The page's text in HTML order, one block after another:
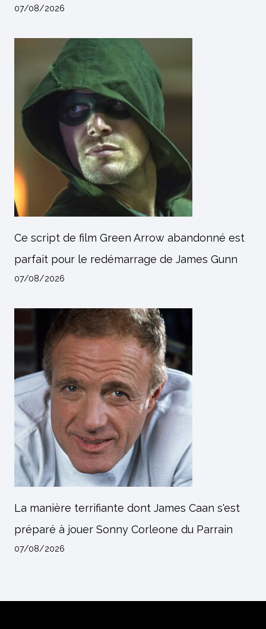
07/08/2026
Ce script de film Green Arrow abandonné est
parfait pour le redémarrage de James Gunn
07/08/2026
La manière terrifiante dont James Caan s'est
préparé à jouer Sonny Corleone du Parrain
07/08/2026